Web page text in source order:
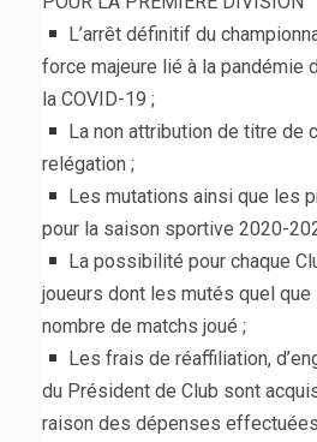
L’arrêt définitif du
force majeure lié à la pandémie
la COVID-19 ;
La non attribution de titre de
relégation ;
Les mutations ainsi que les
pour la saison sportive 2020-
La possibilité pour chaque
joueurs dont les mutés quel
nombre de matchs joué ;
Les frais de réaffiliation,
du Président de Club sont
raison des dépenses